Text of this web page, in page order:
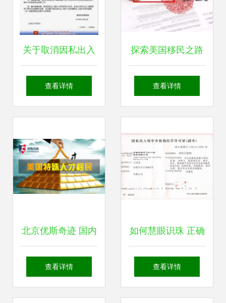
关于取消因私出入
境中介机构资格认
通知
查看详情
探索美国移民之路
北京优斯奇迹因私
专业指引
查看详情
北京优斯奇迹 国内
因私出入境中介服
查看详情
如何慧眼识珠 正确
选择移民代办公司
查看详情